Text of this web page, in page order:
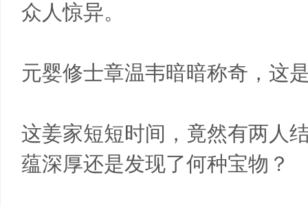
众人惊异。
元婴修士章温韦暗暗称奇，这
这姜家短短时间，竟然有两人
蕴深厚还是发现了何种宝物？